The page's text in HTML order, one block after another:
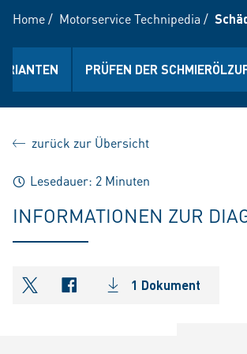
Home/ Motorservice Technipedia /
PRÜFEN DER
zurück zur Übersicht
Lesedauer: 2 Minuten
INFORMATIONEN ZUR
shareOntwitter
shareOnfacebook
1 Dokument